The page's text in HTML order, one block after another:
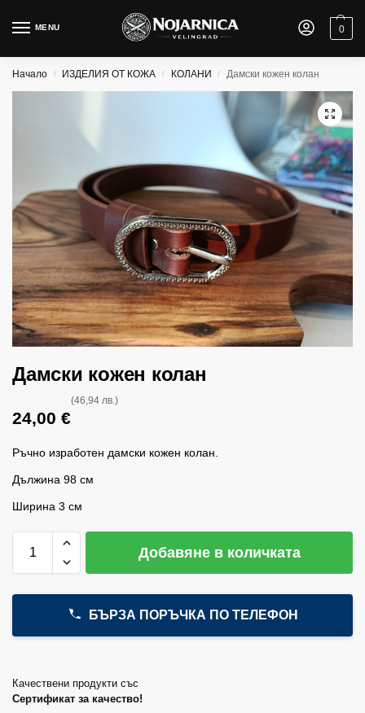
MENU 0
Начало / ИЗДЕЛИЯ ОТ КОЖА / КОЛАНИ / Дамски кожен колан
Дамски кожен колан
24,00 €
(46,94 лв.)
Ръчно изработен дамски кожен колан.
Дължина 98 см
Ширина 3 см
Добавяне в количката
БЪРЗА ПОРЪЧКА ПО ТЕЛЕФОН
Качествени продукти със
Сертификат за качество!